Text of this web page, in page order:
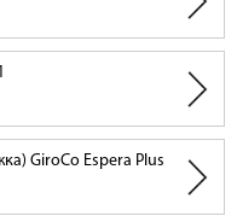
GiroCo Espera Plus